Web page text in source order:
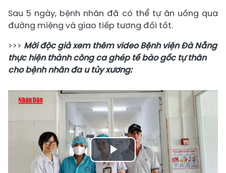
Sau 5 ngày, bệnh nhân đã có thể tự ăn uống qua
đường miệng và giao tiếp tương đối tốt.
>>> Mời độc giả xem thêm video Bệnh viện Đà Nẵng
thực hiện thành công ca ghép tế bào gốc tự thân
cho bệnh nhân đa u tủy xương:
Play